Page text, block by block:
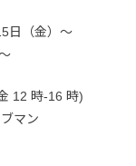
日（金）〜
12 時-16 時)
マン